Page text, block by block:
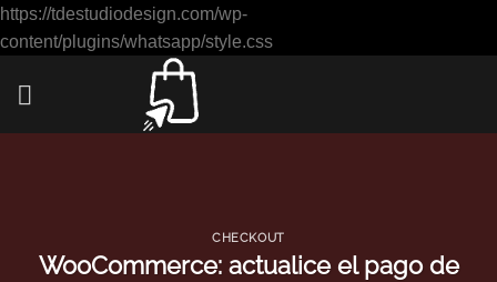
https://tdestudiodesign.com/wp-
content/plugins/whatsapp/style.cssSaltar
CHECKOUT
WooCommerce: actualice el pago de